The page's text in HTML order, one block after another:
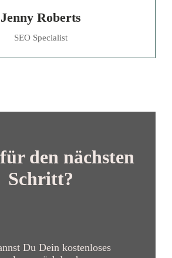
Jenny Roberts
SEO Specialist
den nächsten
Schritt?
Du Dein kostenloses